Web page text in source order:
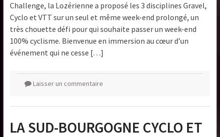
Challenge, la Lozérienne a proposé les 3 disciplines Gravel,
Cyclo et VTT sur un seul et même week-end prolongé, un
très chouette défi pour qui souhaite passer un week-end
100% cyclisme. Bienvenue en immersion au cœur d’un
événement qui ne cesse […]
Laisser un commentaire
LA SUD-BOURGOGNE CYCLO ET